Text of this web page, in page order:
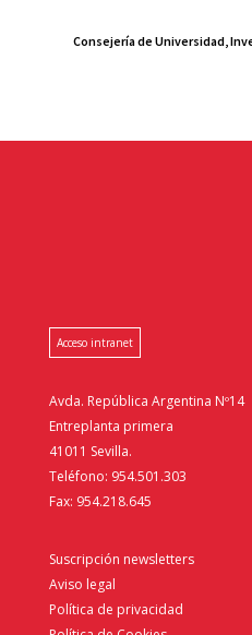
Consejería de Universidad,
Acceso intranet
Avda. República Argentina Nº14
Entreplanta primera
41011 Sevilla.
Teléfono: 954.501.303
Fax: 954.218.645
Suscripción newsletters
Aviso legal
Política de privacidad